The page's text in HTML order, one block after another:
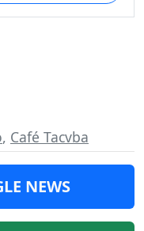
, Café Tacvba
NEWS